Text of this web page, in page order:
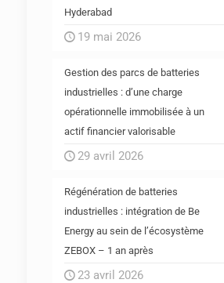
Hyderabad
19 mai 2026
Gestion des parcs de batteries
industrielles : d’une charge
opérationnelle immobilisée à un
actif financier valorisable
29 avril 2026
Régénération de batteries
industrielles : intégration de Be
Energy au sein de l’écosystème
ZEBOX – 1 an après
23 avril 2026